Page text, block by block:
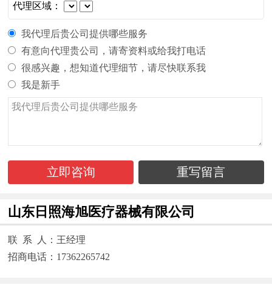
代理区域：
我代理后贵公司提供哪些服务
有意向代理贵公司，请寄资料或给我打电话
很感兴趣，想知道代理细节，请尽快联系我
我是新手
立即咨询 重写留言
山东日照海旭医疗器械有限公司
联 系 人：王经理
招商电话：17362265742